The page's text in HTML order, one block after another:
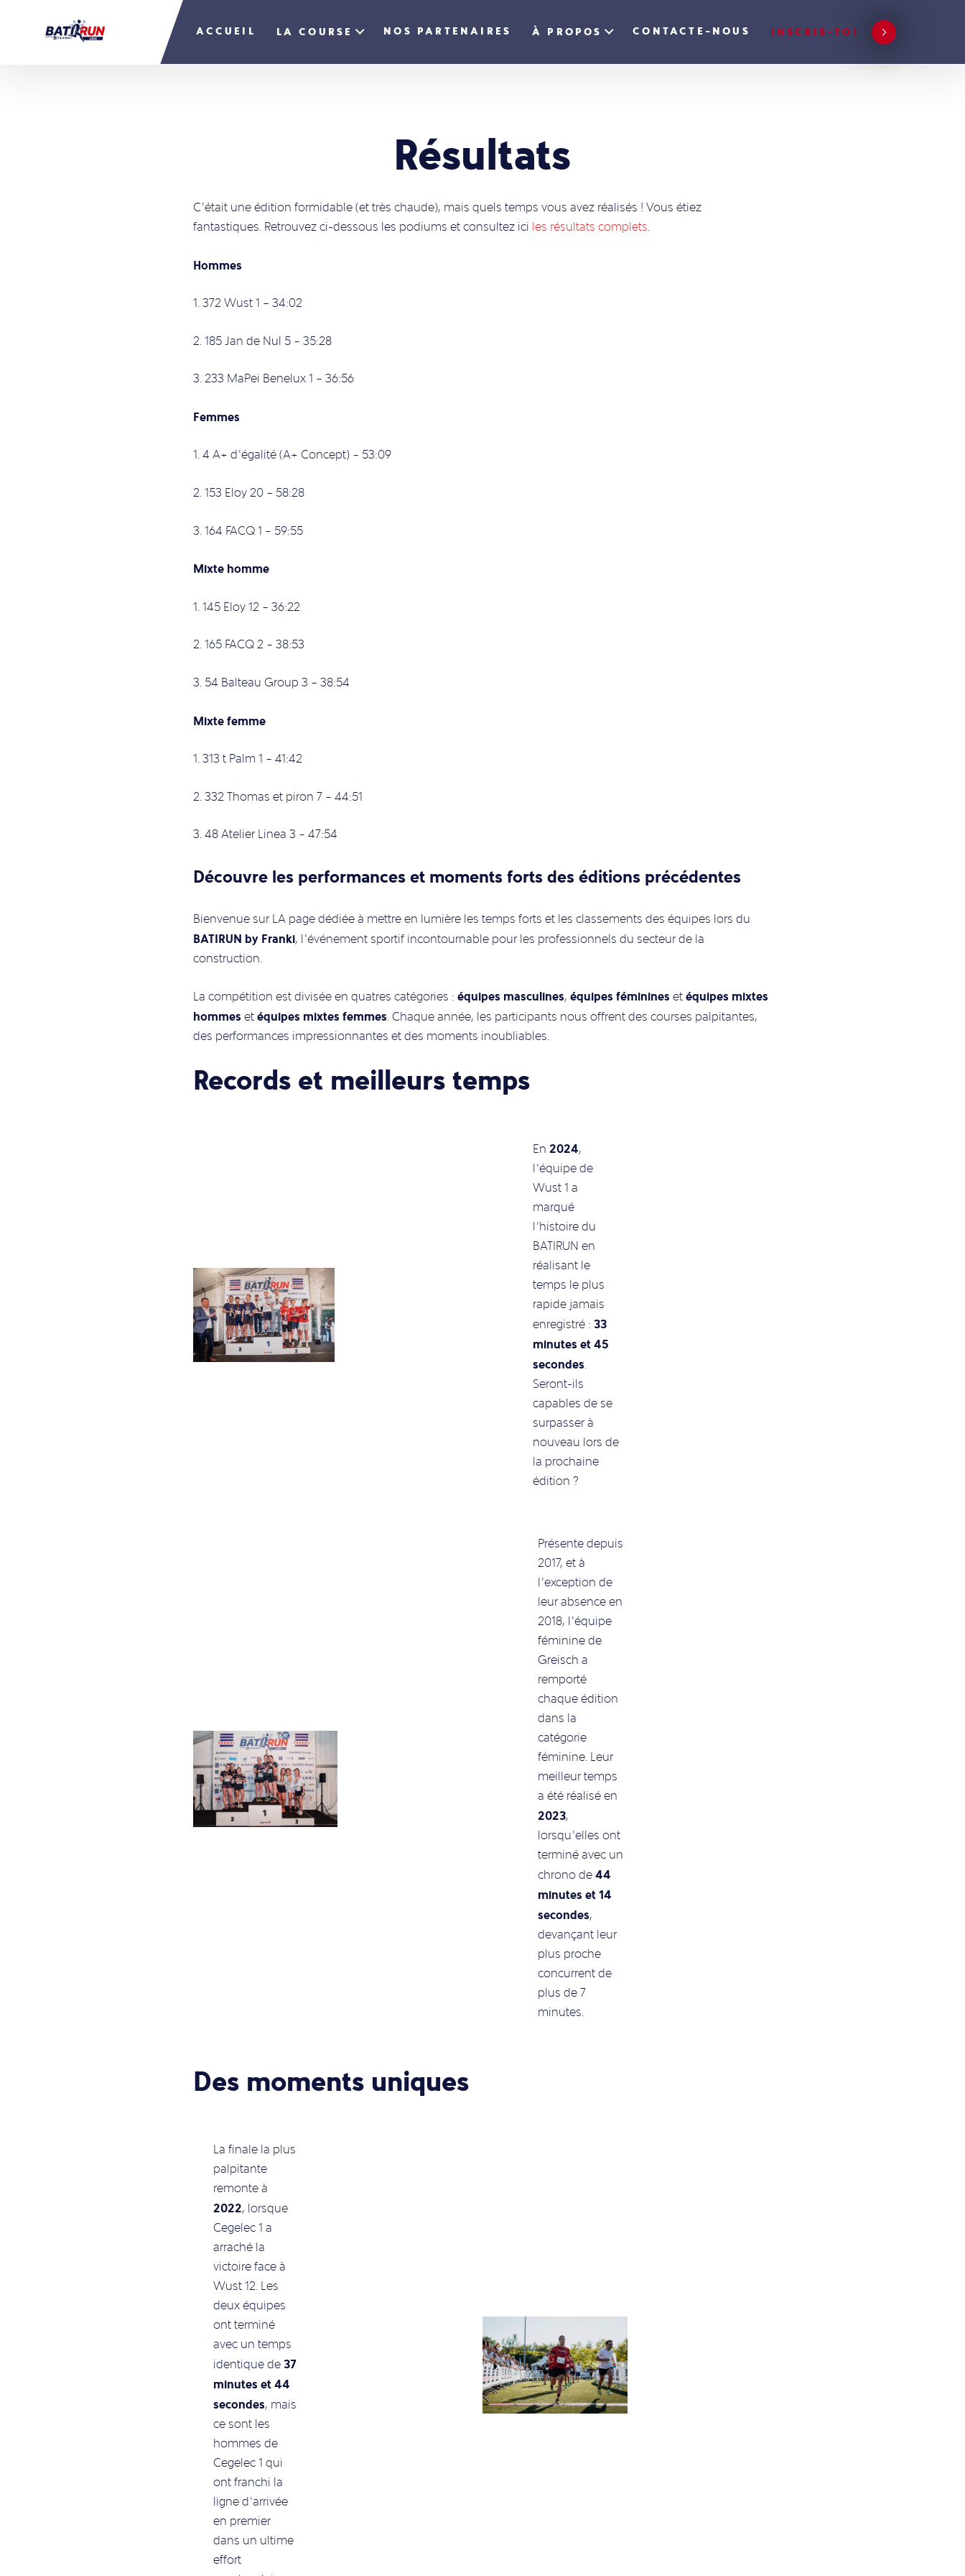
ACCUEIL LA COURSE NOS PARTENAIRES À PROPOS CONTACTE-NOUS INSCRIS-TOI
Résultats
C’était une édition formidable (et très chaude), mais quels temps vous avez réalisés ! Vous étiez
fantastiques. Retrouvez ci-dessous les podiums et consultez ici les résultats complets.
Hommes
1. 372 Wust 1 – 34:02
2. 185 Jan de Nul 5 – 35:28
3. 233 MaPei Benelux 1 – 36:56
Femmes
1. 4 A+ d’égalité (A+ Concept) – 53:09
2. 153 Eloy 20 – 58:28
3. 164 FACQ 1 – 59:55
Mixte homme
1. 145 Eloy 12 – 36:22
2. 165 FACQ 2 – 38:53
3. 54 Balteau Group 3 – 38:54
Mixte femme
1. 313 t Palm 1 – 41:42
2. 332 Thomas et piron 7 – 44:51
3. 48 Atelier Linea 3 – 47:54
Découvre les performances et moments forts des éditions précédentes
Bienvenue sur LA page dédiée à mettre en lumière les temps forts et les classements des équipes lors du
BATIRUN by Franki, l’événement sportif incontournable pour les professionnels du secteur de la
construction.
La compétition est divisée en quatres catégories : équipes masculines, équipes féminines et équipes mixtes
hommes et équipes mixtes femmes. Chaque année, les participants nous offrent des courses palpitantes,
des performances impressionnantes et des moments inoubliables.
Records et meilleurs temps
En 2024,
l’équipe de
Wust 1 a
marqué
l’histoire du
BATIRUN en
réalisant le
temps le plus
rapide jamais
enregistré : 33
minutes et 45
secondes.
Seront-ils
capables de se
surpasser à
nouveau lors de
la prochaine
édition ?
Présente depuis
2017, et à
l’exception de
leur absence en
2018, l’équipe
féminine de
Greisch a
remporté
chaque édition
dans la
catégorie
féminine. Leur
meilleur temps
a été réalisé en
2023,
lorsqu’elles ont
terminé avec un
chrono de44
minutes et 14
secondes,
devançant leur
plus proche
concurrent de
plus de 7
minutes.
Des moments uniques
La finale la plus
palpitante
remonte à
2022, lorsque
Cegelec 1 a
arraché la
victoire face à
Wust 12. Les
deux équipes
ont terminé
avec un temps
identique de37
minutes et 44
secondes, mais
ce sont les
hommes de
Cegelec 1 qui
ont franchi la
ligne d’arrivée
en premier
dans un ultime
effort